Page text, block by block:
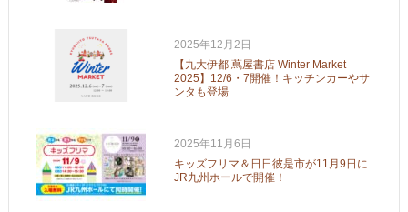
2025年12月2日
【九大伊都 蔦屋書店 Winter Market
2025】12/6・7開催！キッチンカーやサ
ンタも登場
2025年11月6日
キッズフリマ＆日日彼是市が11月9日に
JR九州ホールで開催！